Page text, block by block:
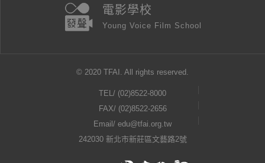
電影學校
Young Voice Film School
© 2020 TFAI. All rights reserved.
TEL/ (02)8522-8000
FAX/ (02)8522-2656
Email/ edu@tfai.org.tw
242030 新北市新莊區文藝路2號